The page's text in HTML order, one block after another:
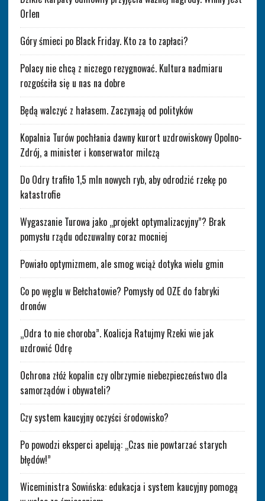
Orlen
Góry śmieci po Black Friday. Kto za to zapłaci?
Polacy nie chcą z niczego rezygnować. Kultura nadmiaru
rozgościła się u nas na dobre
Będą walczyć z hałasem. Zaczynają od polityków
Kopalnia Turów pochłania dawny kurort uzdrowiskowy Opolno-
Zdrój, a minister i konserwator milczą
Do Odry trafiło 1,5 mln nowych ryb, aby odrodzić rzekę po
katastrofie
Wygaszanie Turowa jako „projekt optymalizacyjny”? Brak
pomysłu rządu odczuwalny coraz mocniej
Powiało optymizmem, ale smog wciąż dotyka wielu gmin
Co po węglu w Bełchatowie? Pomysły od OZE do fabryki
dronów
„Odra to nie choroba”. Koalicja Ratujmy Rzeki wie jak
uzdrowić Odrę
Ochrona złóż kopalin czy olbrzymie niebezpieczeństwo dla
samorządów i obywateli?
Czy system kaucyjny oczyści środowisko?
Po powodzi eksperci apelują: „Czas nie powtarzać starych
błędów!”
Wiceministra Sowińska: edukacja i system kaucyjny pomogą